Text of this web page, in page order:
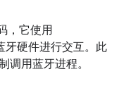
，它使用
牙硬件进行交互。此
调用蓝牙进程。